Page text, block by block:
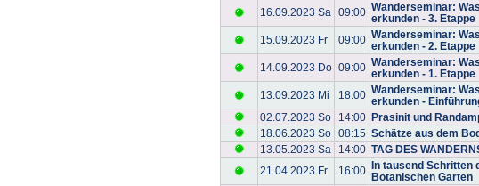
16.09.2023 Sa
09:00 Wanderseminar:
erkunden - 3. Etappe
15.09.2023 Fr
09:00 Wanderseminar:
erkunden - 2. Etappe
14.09.2023 Do 09:00 Wanderseminar:
erkunden - 1. Etappe
13.09.2023 Mi
18:00 Wanderseminar:
erkunden -
02.07.2023 So
14:00 Prasinit und
18.06.2023 So
08:15 Schätze aus dem
13.05.2023 Sa
14:00 TAG DES
21.04.2023 Fr
16:00 In tausend Schritten
Botanischen Garten